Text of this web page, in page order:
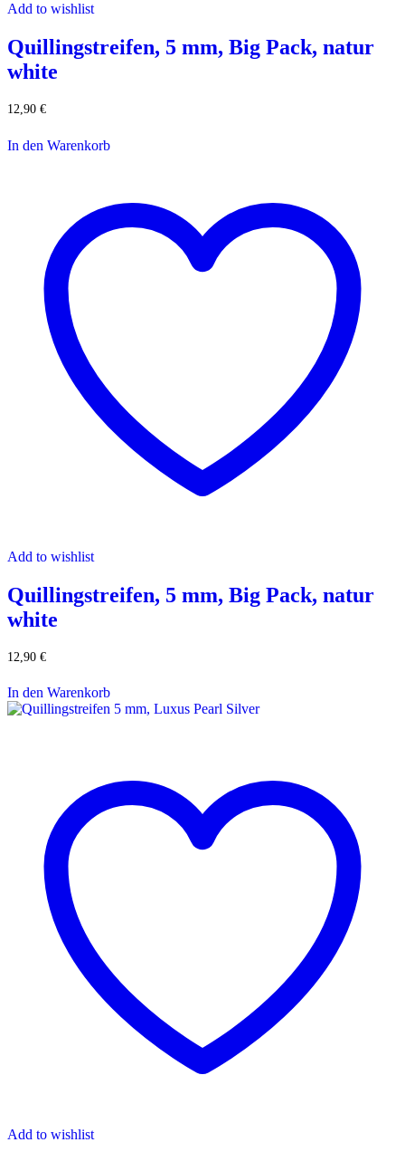
Add to wishlist
Quillingstreifen, 5 mm, Big Pack, natur
white
12,90 €
In den Warenkorb
Add to wishlist
Quillingstreifen, 5 mm, Big Pack, natur
white
12,90 €
In den Warenkorb
Add to wishlist